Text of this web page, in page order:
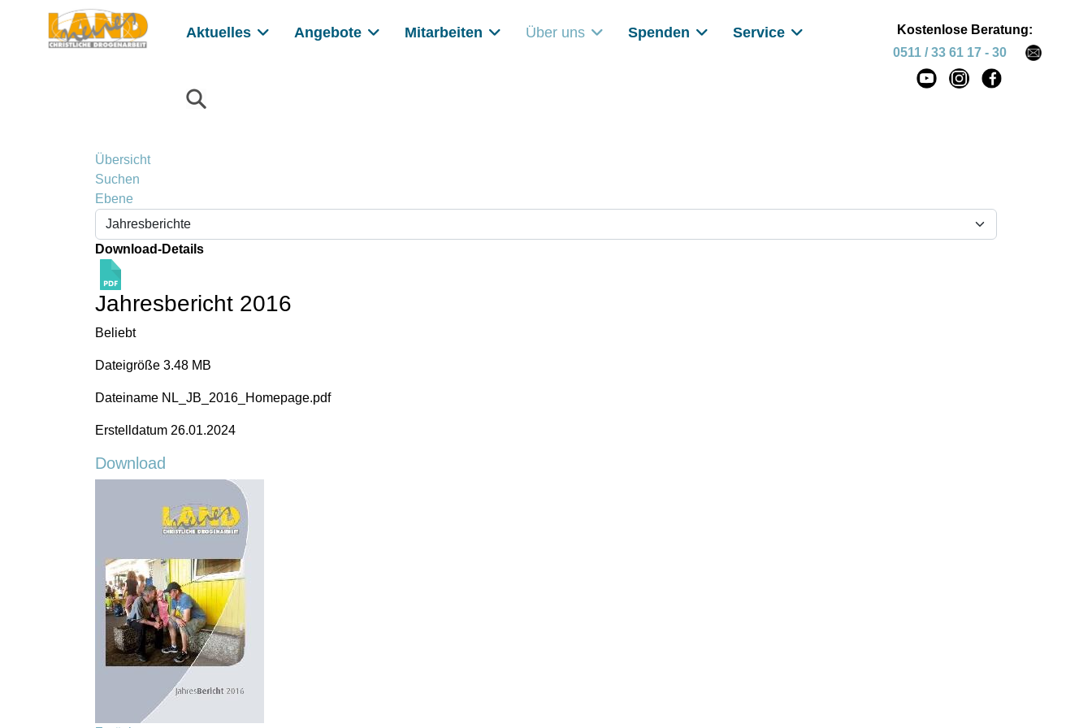
Aktuelles Angebote Mitarbeiten Über uns Spenden Service
Kostenlose Beratung:
0511 / 33 61 17 - 30
Übersicht
Suchen
Ebene
Download-Details
Jahresbericht 2016
Beliebt
Dateigröße 3.48 MB
Dateiname NL_JB_2016_Homepage.pdf
Erstelldatum 26.01.2024
Download